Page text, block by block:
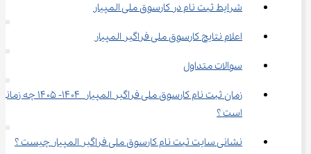
شرایط ثبت نام در کارسوق ملی المپیار
اعلام نتایج کارسوق ملی فراگیر المپیار
سوالات متداول
زمان ثبت نام کارسوق ملی فراگیر المپیار  ۱۴۰۴- ۱۴۰۵
است ؟
نشانی سایت ثبت نام کارسوق ملی فراگیر المپیار چیست ؟